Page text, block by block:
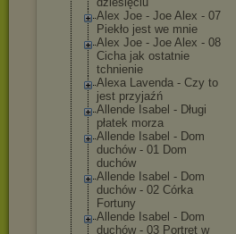
Alex Joe - Joe Alex - 07
Piekło jest we mnie
Alex Joe - Joe Alex - 08
Cicha jak ostatnie
tchnienie
Alexa Lavenda - Czy to
jest przyjaźń
Allende Isabel - Długi
płatek morza
Allende Isabel - Dom
duchów - 01 Dom
duchów
Allende Isabel - Dom
duchów - 02 Córka
Fortuny
Allende Isabel - Dom
duchów - 03 Portret w